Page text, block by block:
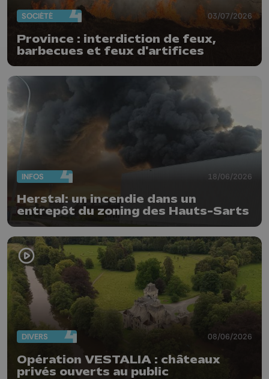
SOCIÉTÉ 03/07/2026
Province : interdiction de feux,
barbecues et feux d'artifices
INFOS 18/06/2026
Herstal: un incendie dans un
entrepôt du zoning des Hauts-Sarts
DIVERS 08/06/2026
Opération VESTALIA : châteaux
privés ouverts au public